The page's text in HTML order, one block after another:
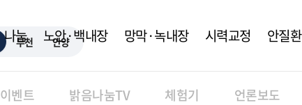
부천 안양
나눔 노안·백내장 망막·녹내장 시력교정 안질환
이벤트 밝음나눔TV 체험기 언론보도